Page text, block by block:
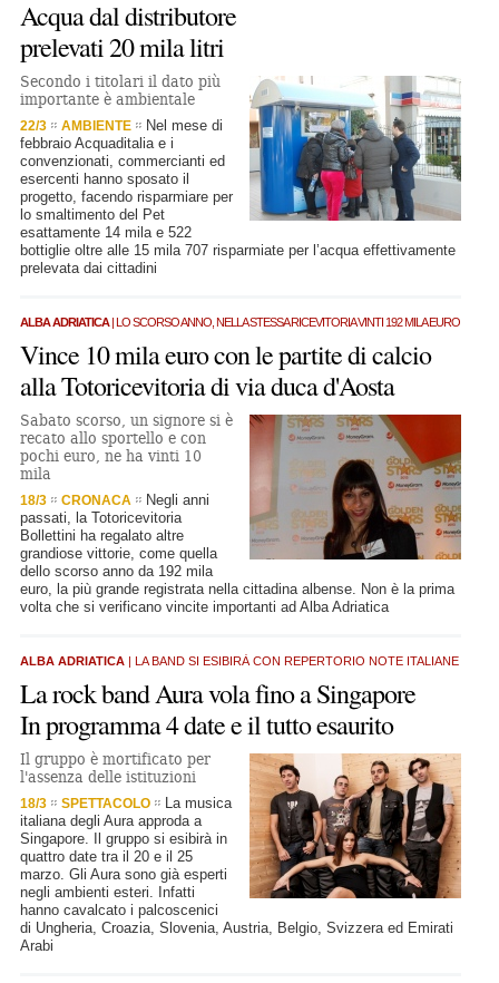
Acqua dal distributore
prelevati 20 mila litri
Secondo i titolari il dato più
importante è ambientale
22/3 AMBIENTE
Nel mese di
febbraio Acquaditalia e i
convenzionati, commercianti ed
esercenti hanno sposato il
progetto, facendo risparmiare per
lo smaltimento del Pet
esattamente 14 mila e 522
bottiglie oltre alle 15 mila 707 risparmiate per l’acqua effettivamente
prelevata dai cittadini
ALBA ADRIATICA| LO SCORSO ANNO, NELLA STESSA RICEVITORIA VINTI 192 MILA EURO
Vince 10 mila euro con le partite di calcio
alla Totoricevitoria di via duca d'Aosta
Sabato scorso, un signore si è
recato allo sportello e con
pochi euro, ne ha vinti 10
mila
18/3 CRONACA
Negli anni
passati, la Totoricevitoria
Bollettini ha regalato altre
grandiose vittorie, come quella
dello scorso anno da 192 mila
euro, la più grande registrata nella cittadina albense. Non è la prima
volta che si verificano vincite importanti ad Alba Adriatica
ALBA ADRIATICA | LA BAND SI ESIBIRÀ CON REPERTORIO NOTE ITALIANE
La rock band Aura vola fino a Singapore
In programma 4 date e il tutto esaurito
Il gruppo è mortificato per
l'assenza delle istituzioni
18/3 SPETTACOLO
La musica
italiana degli Aura approda a
Singapore. Il gruppo si esibirà in
quattro date tra il 20 e il 25
marzo. Gli Aura sono già esperti
negli ambienti esteri. Infatti
hanno cavalcato i palcoscenici
di Ungheria, Croazia, Slovenia, Austria, Belgio, Svizzera ed Emirati
Arabi